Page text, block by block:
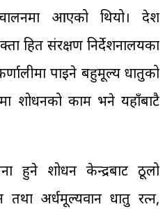
आएको थियो। प्रदेश
हित संरक्षण निर्देशनालयका
पाइने बहुमूल्य धातुको
प्रशोधनको काम भने यहाँबाटै
हुने प्रशोधन केन्द्रबाट ठूलो
तथा अर्धमूल्यवान धातु रत्न,